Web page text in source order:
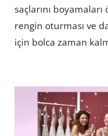
saçlarını
rengin oturması ve
için bolca zaman